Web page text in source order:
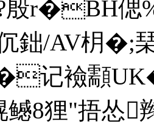
殷r�ВH偲
伔鈯/AV枂
记襝顬
鳡8狸"捂怂